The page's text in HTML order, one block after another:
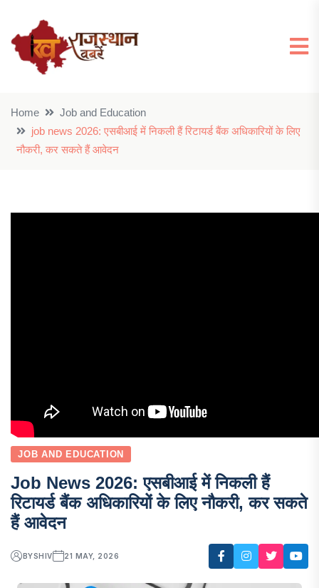
Home
Job and Education
job news 2026: एसबीआई में निकली हैं रिटायर्ड बैंक अधिकारियों के लिए
नौकरी, कर सकते हैं आवेदन
JOB AND EDUCATION
Job News 2026: एसबीआई में निकली हैं
रिटायर्ड बैंक अधिकारियों के लिए नौकरी, कर सकते
हैं आवेदन
BYSHIV 21 MAY, 2026